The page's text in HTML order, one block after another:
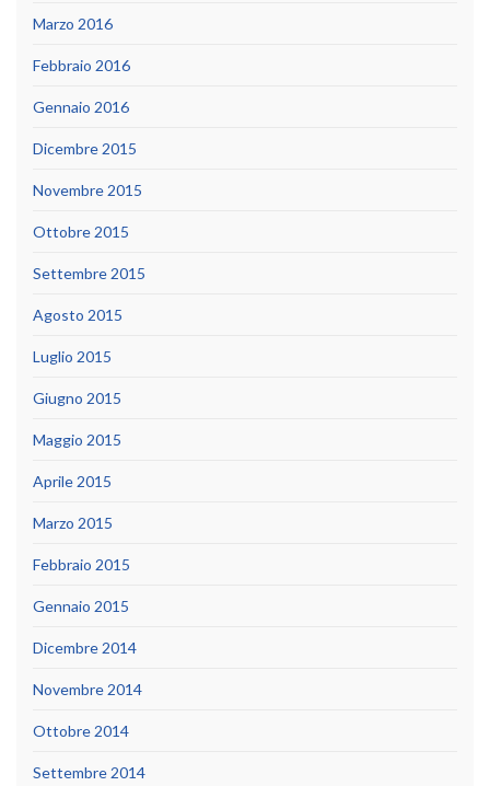
Marzo 2016
Febbraio 2016
Gennaio 2016
Dicembre 2015
Novembre 2015
Ottobre 2015
Settembre 2015
Agosto 2015
Luglio 2015
Giugno 2015
Maggio 2015
Aprile 2015
Marzo 2015
Febbraio 2015
Gennaio 2015
Dicembre 2014
Novembre 2014
Ottobre 2014
Settembre 2014